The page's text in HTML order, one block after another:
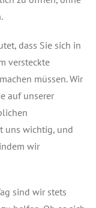
dass Sie sich in
versteckte
müssen. Wir
auf unserer
uns wichtig, und
wir
sind wir stets